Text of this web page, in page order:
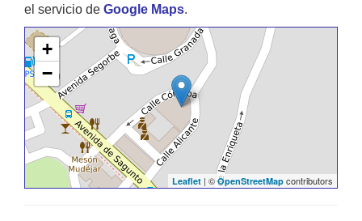
el servicio de Google Maps.
+
−
Leaflet | ©OpenStreetMap contributors